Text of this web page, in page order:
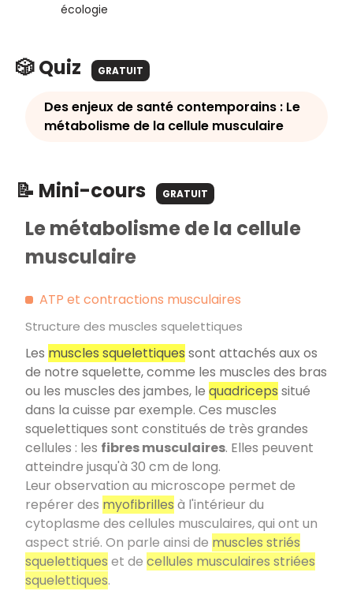
écologie
🎲 Quiz GRATUIT
Des enjeux de santé contemporains : Le
métabolisme de la cellule musculaire
📝 Mini-cours GRATUIT
Le métabolisme de la cellule
musculaire
ATP et contractions musculaires
Structure des muscles squelettiques
Les muscles squelettiques sont attachés aux os
de notre squelette, comme les muscles des bras
ou les muscles des jambes, le quadriceps situé
dans la cuisse par exemple. Ces muscles
squelettiques sont constitués de très grandes
cellules : les fibres musculaires. Elles peuvent
atteindre jusqu'à 30 cm de long.
Leur observation au microscope permet de
repérer des myofibrilles à l'intérieur du
cytoplasme des cellules musculaires, qui ont un
aspect strié. On parle ainsi de muscles striés
squelettiques et de cellules musculaires striées
squelettiques.